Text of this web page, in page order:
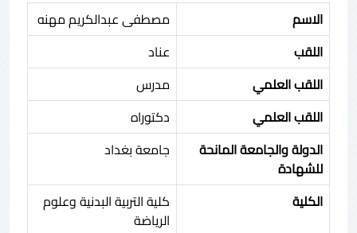
الاسم
مصطفى عبدالكريم مهنه
اللقب
عناد
اللقب العلمي
مدرس
اللقب العلمي
دكتوراه
الدولة والجامعة المانحة
للشهادة
جامعة بغداد
الكلية
كلية التربية البدنية وعلوم
الرياضة